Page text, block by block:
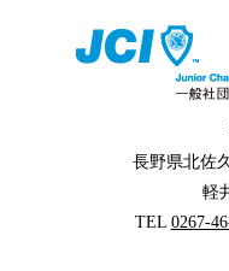
長野県北佐
軽
TEL 0267-